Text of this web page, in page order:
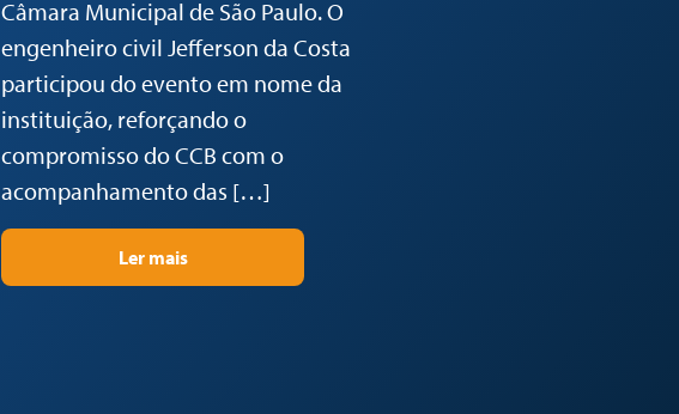
Câmara Municipal de São Paulo. O
engenheiro civil Jefferson da Costa
participou do evento em nome da
instituição, reforçando o
compromisso do CCB com o
acompanhamento das […]
Ler mais